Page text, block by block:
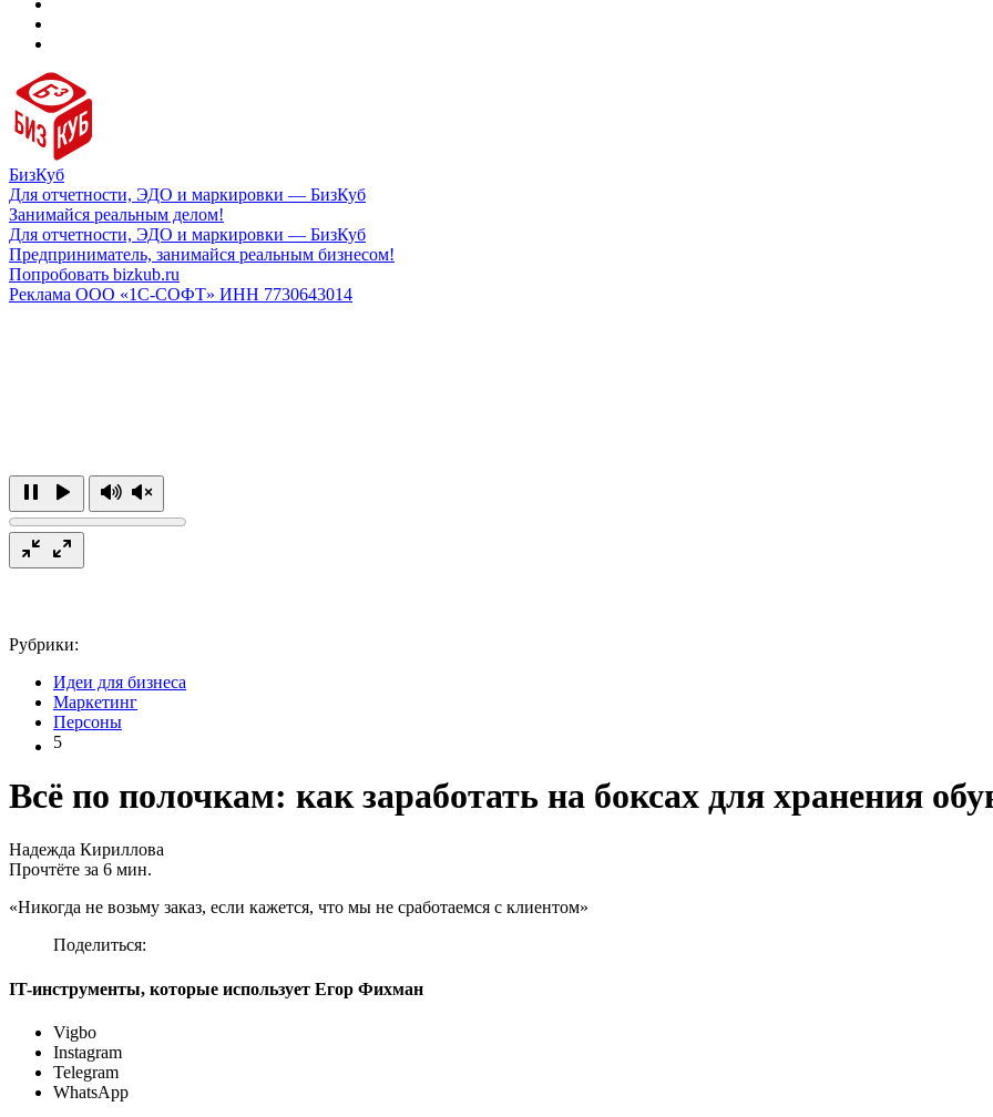
БизКуб
Для отчетности, ЭДО и маркировки — БизКуб
Занимайся реальным делом!
Для отчетности, ЭДО и маркировки — БизКуб
Предприниматель, занимайся реальным бизнесом!
Попробовать bizkub.ru
Реклама ООО «1С-СОФТ» ИНН 7730643014
Рубрики:
Идеи для бизнеса
Маркетинг
Персоны
5
Всё по полочкам: как заработать на боксах для хранения
Надежда Кириллова
Прочтёте за 6 мин.
«Никогда не возьму заказ, если кажется, что мы не сработаемся с клиентом»
Поделиться:
IT-инструменты, которые использует Егор Фихман
Vigbo
Instagram
Telegram
WhatsApp